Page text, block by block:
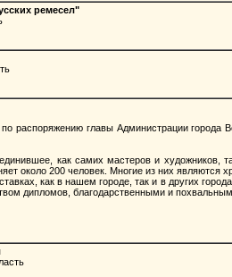
ремесел"
распоряжению главы Администрации города
как самих мастеров и художников,
около 200 человек. Многие из них
как в нашем городе, так и в других
дипломов, благодарственными и